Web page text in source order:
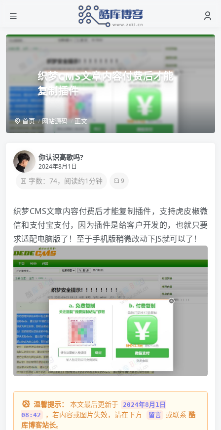
织梦CMS文章内容付费后才能
复制插件
首页 网站源码 正文
你认识高歌吗?
2024年8月1日
字数：74，阅读约1分钟 9
织梦CMS文章内容付费后才能复制插件，支持虎皮椒微
信和支付宝支付，因为插件是给客户开发的，也就只要
求适配电脑版了！至于手机版稍微改动下JS就可以了！
温馨提示： 本文最后更新于
2024年8月1日
08:42
，若内容或图片失效，请在下方 留言 或联系 酷
库博客站长。